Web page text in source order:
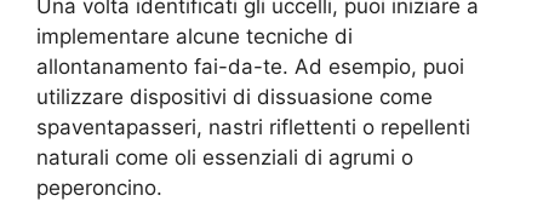
Una volta identificati gli uccelli, puoi iniziare a
implementare alcune tecniche di
allontanamento fai-da-te. Ad esempio, puoi
utilizzare dispositivi di dissuasione come
spaventapasseri, nastri riflettenti o repellenti
naturali come oli essenziali di agrumi o
peperoncino.